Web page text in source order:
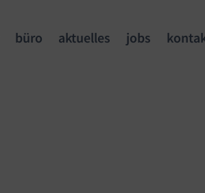
büro aktuelles jobs